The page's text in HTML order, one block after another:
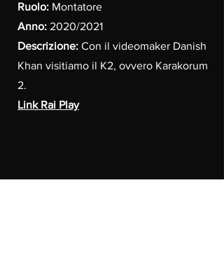
Ruolo: Montatore
Anno: 2020/2021
Descrizione: Con il videomaker Danish
Khan visitiamo il K2, ovvero Karakorum
2.
Link Rai Play